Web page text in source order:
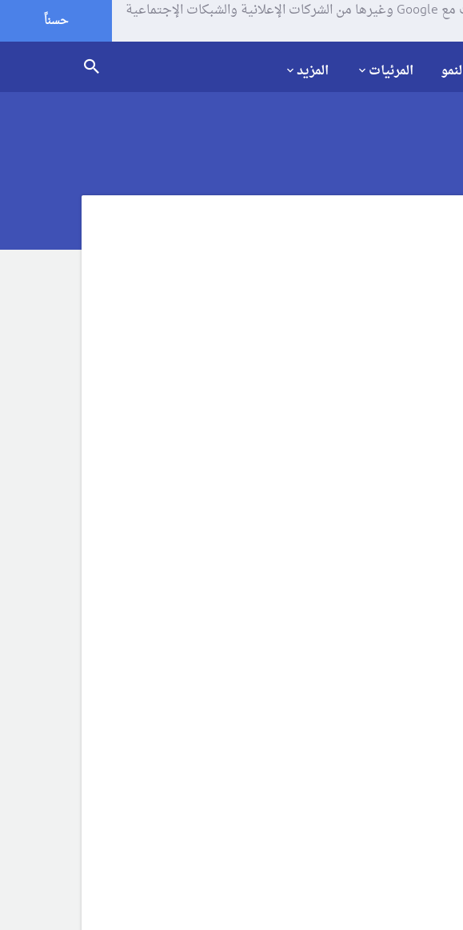
يستخدم موقعنا ملفات تعريف الإرتباط (الكوكيز) لتحليل زياراتك وإستخدامك للموقع و تتم مشاركة بعض المعلومات مع Google وغيرها من الشركات الإعلانية والشبكات الإجتماعية
حسناً
المرئيات المزيد